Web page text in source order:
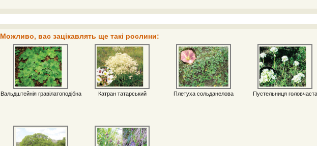
Можливо, вас зацікавлять ще такі рослини:
Вальдштейнія гравілатоподібна Катран татарський Плетуха сольданелова Пустельниця головчаста